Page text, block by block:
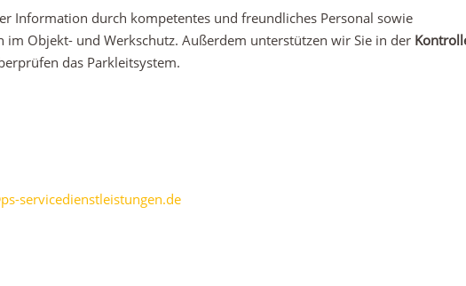
Information durch kompetentes und freundliches Personal sowie
im Objekt- und Werkschutz. Außerdem unterstützen wir Sie in der
das Parkleitsystem.
servicedienstleistungen.de